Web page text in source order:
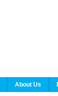
About Us